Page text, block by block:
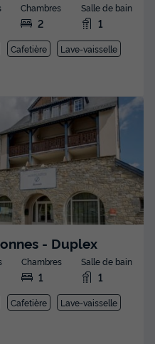
Chambres
2
Salle de bain
1
Cafetière
Lave-vaisselle
- Duplex
Chambres
1
Salle de bain
1
Cafetière
Lave-vaisselle